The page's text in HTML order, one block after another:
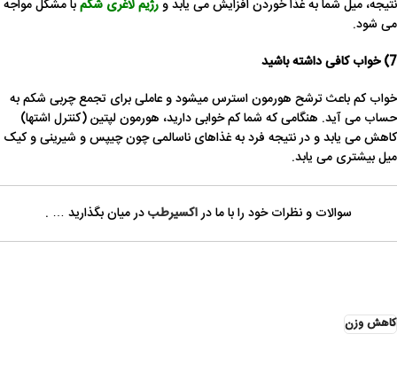
نتیجه، میل شما به غذا خوردن افزایش می یابد ورژیم لاغری شکمبا مشکل مواجه
می شود.
7) خواب
کافی داشته باشید
خواب کم باعث ترشح هورمون استرس میشود و عاملی برای تجمع چربی شکم به
حساب می آید. هنگامی که شما کم خوابی دارید، هورمون لپتین (کنترل اشتها)
کاهش می یابد و در نتیجه فرد به غذاهای ناسالمی چون چیپس و شیرینی و کیک
میل بیشتری می یابد.
سوالات و نظرات خود را با ما دراکسیرطبدر میان بگذارید … .
کاهش وزن